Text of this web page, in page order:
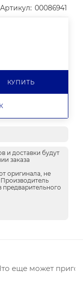
Артикул: 00086941
КУПИТЬ
и доставки будут
заказа
оригинала, не
Производитель
еще может